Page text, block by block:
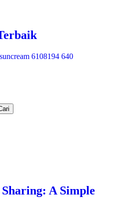
A Simple